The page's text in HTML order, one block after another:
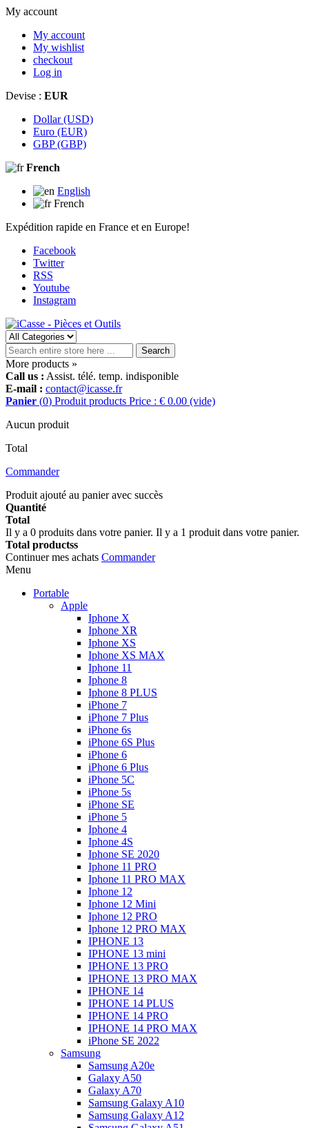
My account
My account
My wishlist
checkout
Log in
Devise : EUR
Dollar (USD)
Euro (EUR)
GBP (GBP)
French
English
French
Expédition rapide en France et en Europe!
Facebook
Twitter
RSS
Youtube
Instagram
Search
More products »
Call us : Assist. télé. temp. indisponible
E-mail : contact@icasse.fr
Panier (0) Produit products Price : € 0.00 (vide)
Aucun produit
Total
Commander
Produit ajouté au panier avec succès
Quantité
Total
Il y a 0 produits dans votre panier. Il y a 1 produit dans votre panier.
Total productss
Continuer mes achats Commander
Menu
Portable
Apple
Iphone X
Iphone XR
Iphone XS
Iphone XS MAX
Iphone 11
Iphone 8
Iphone 8 PLUS
iPhone 7
iPhone 7 Plus
iPhone 6s
iPhone 6S Plus
iPhone 6
iPhone 6 Plus
iPhone 5C
iPhone 5s
iPhone SE
iPhone 5
Iphone 4
Iphone 4S
Iphone SE 2020
Iphone 11 PRO
Iphone 11 PRO MAX
Iphone 12
Iphone 12 Mini
Iphone 12 PRO
Iphone 12 PRO MAX
IPHONE 13
IPHONE 13 mini
IPHONE 13 PRO
IPHONE 13 PRO MAX
IPHONE 14
IPHONE 14 PLUS
IPHONE 14 PRO
IPHONE 14 PRO MAX
iPhone SE 2022
Samsung
Samsung A20e
Galaxy A50
Galaxy A70
Samsung Galaxy A10
Samsung Galaxy A12